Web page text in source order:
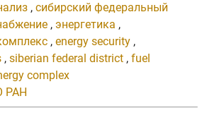
, сибирский федеральный
, энергетика ,
, energy security ,
, siberian federal district , fuel
complex
РАН